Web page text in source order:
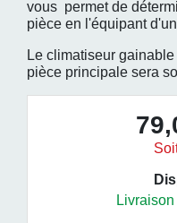
vous permet de
pièce en l'équipant
Le climatiseur
pièce principale sera